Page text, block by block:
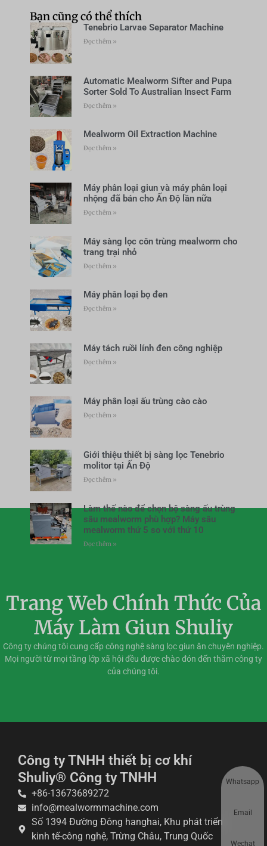
Bạn cũng có thể thích
Tenebrio Larvae Separator Machine
Đọc thêm »
Automatic Mealworm Sifter and Pupa
Sorter Sold To Australian Insect Farm
Đọc thêm »
Mealworm Oil Extraction Machine
Đọc thêm »
Máy phân loại giun và máy phân loại
nhộng đã bán cho Ấn Độ lần nữa
Đọc thêm »
Máy sàng lọc côn trùng mealworm cho
trang trại nhỏ
Đọc thêm »
Máy phân loại bọ đen
Đọc thêm »
Máy tách ruồi lính đen công nghiệp
Đọc thêm »
Máy phân loại ấu trùng cào cào
Đọc thêm »
Giới thiệu thiết bị sàng lọc Tenebrio
molitor tại Ấn Độ
Đọc thêm »
Làm thế nào để chọn bộ sàng ấu trùng
sâu mealworm phù hợp? Máy sâu
mealworm thứ 5 so với thứ 10
Đọc thêm »
Trang Web Chính Thức Của
Máy Làm Giun Shuliy
Công ty chúng tôi cung cấp công nghệ sàng lọc giun ăn chuyên nghiệp.
Mọi người từ mọi tầng lớp xã hội đều được chào đón đến thăm công ty
của chúng tôi.
Công ty TNHH thiết bị cơ khí
Shuliy® Công ty TNHH
+86-13673689272
info@mealwormmachine.com
Số 1394 Đường Đông hanghai, Khu phát triển
kinh tế-công nghệ, Trừng Châu, Trung Quốc
Whatsapp
Email
Wechat